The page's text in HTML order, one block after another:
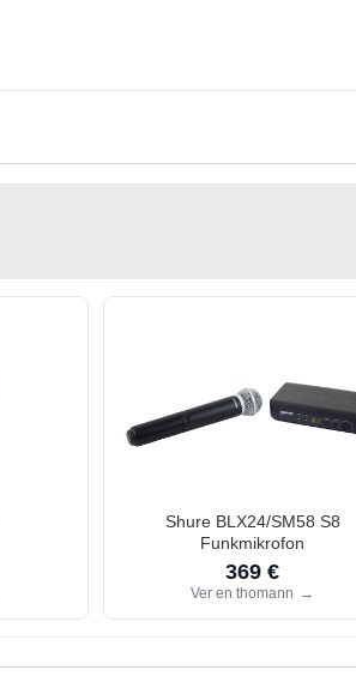
Shure BLX24/SM58 S8
Funkmikrofon
369 €
Ver en thomann →